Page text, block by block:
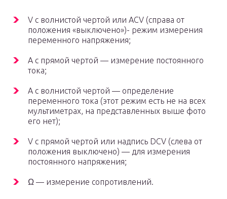
V с волнистой чертой или ACV (справа от
положения «выключено»)- режим измерения
переменного напряжения;
A с прямой чертой — измерение постоянного
тока;
A с волнистой чертой — определение
переменного тока (этот режим есть не на всех
мультиметрах, на представленных выше фото
его нет);
V с прямой чертой или надпись DCV (слева от
положения выключено) — для измерения
постоянного напряжения;
Ω — измерение сопротивлений.